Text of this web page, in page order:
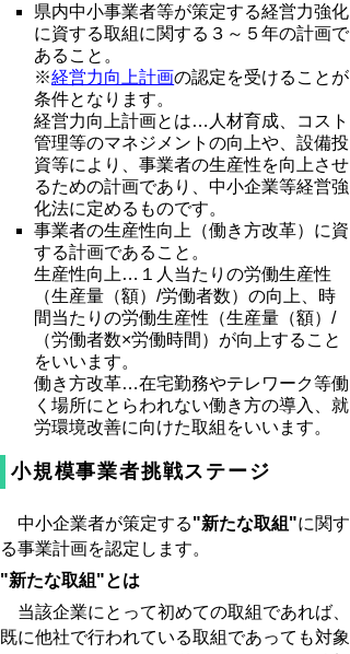
県内中小事業者等が策定する経営力強化
に資する取組に関する３～５年の計画で
あること。
※経営力向上計画の認定を受けることが
条件となります。
経営力向上計画とは…人材育成、コスト
管理等のマネジメントの向上や、設備投
資等により、事業者の生産性を向上させ
るための計画であり、中小企業等経営強
化法に定めるものです。
事業者の生産性向上（働き方改革）に資
する計画であること。
生産性向上…１人当たりの労働生産性
（生産量（額）/労働者数）の向上、時
間当たりの労働生産性（生産量（額）/
（労働者数×労働時間）が向上すること
をいいます。
働き方改革…在宅勤務やテレワーク等働
く場所にとらわれない働き方の導入、就
労環境改善に向けた取組をいいます。
小規模事業者挑戦ステージ
中小企業者が策定する"新たな取組"に関す
る事業計画を認定します。
"新たな取組"とは
当該企業にとって初めての取組であれば、
既に他社で行われている取組であっても対象